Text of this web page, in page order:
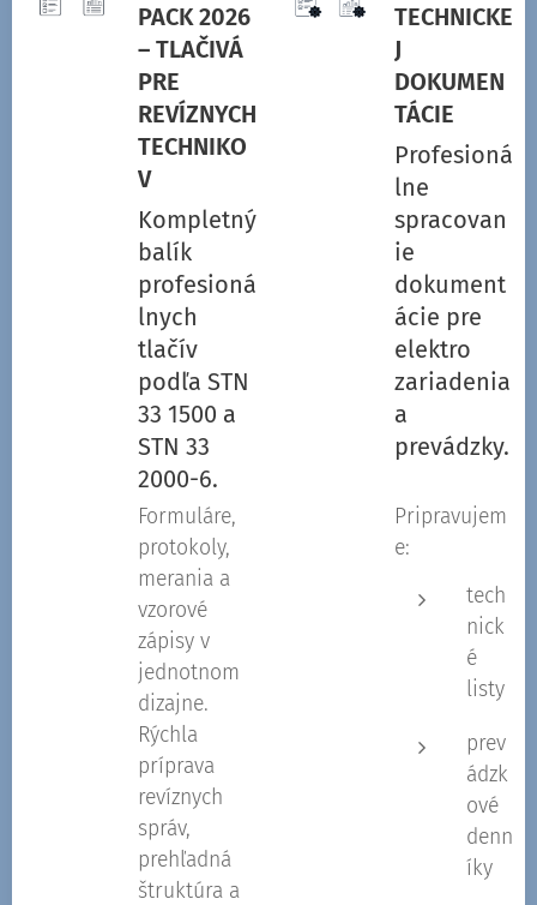
PACK 2026
– TLAČIVÁ
PRE
REVÍZNYCH
TECHNIKO
V
Kompletný
balík
profesioná
lnych
tlačív
podľa STN
33 1500 a
STN 33
2000-6.
Formuláre,
protokoly,
merania a
vzorové
zápisy v
jednotnom
dizajne.
Rýchla
príprava
revíznych
správ,
prehľadná
štruktúra a
TECHNICKE
J
DOKUMEN
TÁCIE
Profesioná
lne
spracovan
ie
dokument
ácie pre
elektro
zariadenia
a
prevádzky.
Pripravujem
e:
tech
nick
é
listy
prev
ádzk
ové
denn
íky